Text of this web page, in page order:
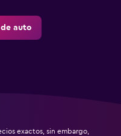
auto
exactos, sin embargo,